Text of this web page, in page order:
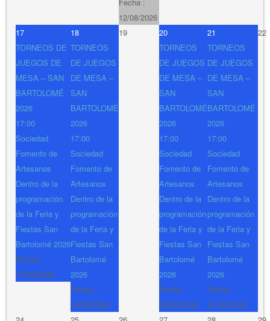
12/08/2026
17
TORNEOS DE
JUEGOS DE
MESA – SAN
BARTOLOMÉ
2026
17:00
Sociedad
Fomento de
Artesanos
Dentro de la
programación
de la Feria y
Fiestas San
Bartolomé 2026
Fecha :
17/08/2026
18
TORNEOS
DE JUEGOS
DE MESA –
SAN
BARTOLOMÉ
2026
17:00
Sociedad
Fomento de
Artesanos
Dentro de la
programación
de la Feria y
Fiestas San
Bartolomé
2026
Fecha :
18/08/2026
19
20
TORNEOS
DE JUEGOS
DE MESA –
SAN
BARTOLOMÉ
2026
17:00
Sociedad
Fomento de
Artesanos
Dentro de la
programación
de la Feria y
Fiestas San
Bartolomé
2026
Fecha :
20/08/2026
21
TORNEOS
DE JUEGOS
DE MESA –
SAN
BARTOLOMÉ
2026
17:00
Sociedad
Fomento de
Artesanos
Dentro de la
programación
de la Feria y
Fiestas San
Bartolomé
2026
Fecha :
21/08/2026
22